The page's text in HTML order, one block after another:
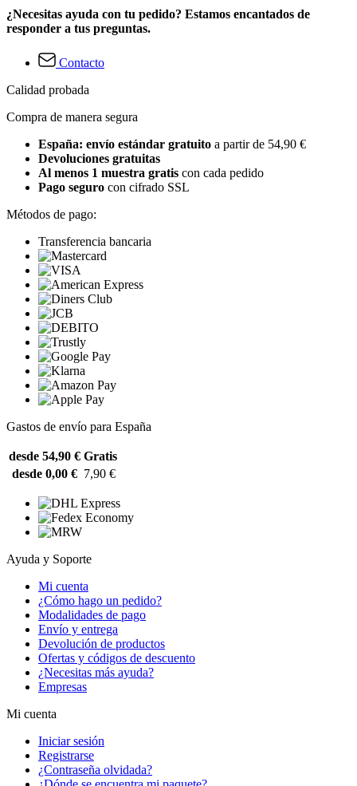
¿Necesitas ayuda con tu pedido? Estamos encantados de
responder a tus preguntas.
Contacto
Calidad probada
Compra de manera segura
España: envío estándar gratuito a partir de 54,90 €
Devoluciones gratuitas
Al menos 1 muestra gratis con cada pedido
Pago seguro con cifrado SSL
Métodos de pago:
Transferencia bancaria
Gastos de envío para España
desde 54,90 € Gratis
desde 0,00 € 7,90 €
Ayuda y Soporte
Mi cuenta
¿Cómo hago un pedido?
Modalidades de pago
Envío y entrega
Devolución de productos
Ofertas y códigos de descuento
¿Necesitas más ayuda?
Empresas
Mi cuenta
Iniciar sesión
Registrarse
¿Contraseña olvidada?